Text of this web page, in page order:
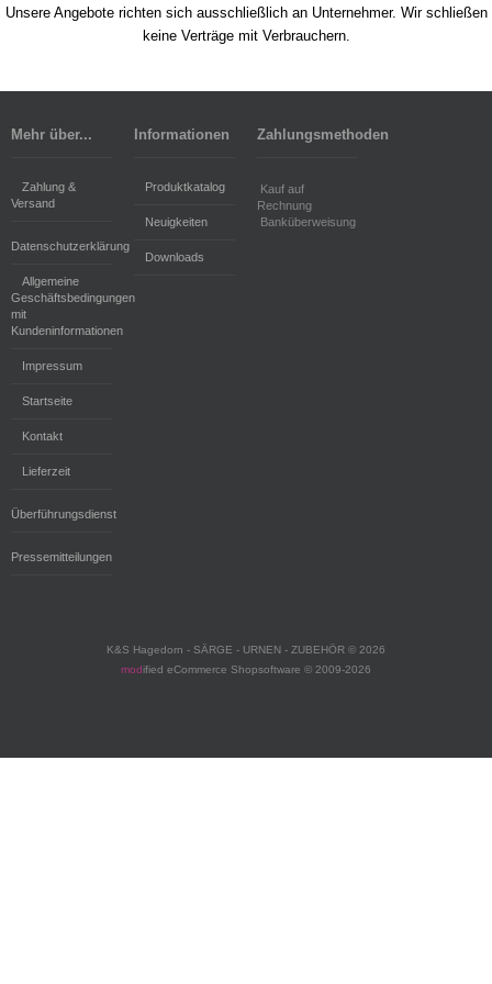
Unsere Angebote richten sich ausschließlich an Unternehmer. Wir schließen
keine Verträge mit Verbrauchern.
Mehr über...
Zahlung &
Versand
Datenschutzerklärung
Allgemeine
Geschäftsbedingungen
mit
Kundeninformationen
Impressum
Startseite
Kontakt
Lieferzeit
Überführungsdienst
Pressemitteilungen
Informationen
Produktkatalog
Neuigkeiten
Downloads
Zahlungsmethoden
Kauf auf
Rechnung
Banküberweisung
K&S Hagedorn - SÄRGE - URNEN - ZUBEHÖR © 2026
modified eCommerce Shopsoftware © 2009-2026